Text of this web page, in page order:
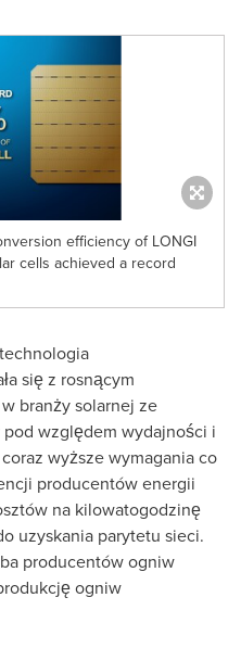
efficiency of LONGI
cells achieved a record
się z rosnącym
branży solarnej ze
względem wydajności i
wyższe wymagania co
producentów energii
na kilowatogodzinę
uzyskania parytetu sieci.
producentów ogniw
ogniw